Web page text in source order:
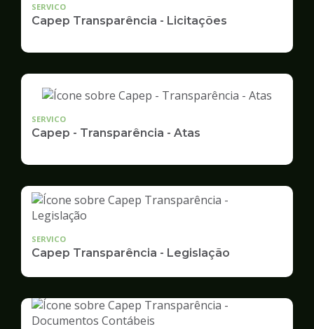
SERVICO
Capep Transparência - Licitações
SERVICO
Capep - Transparência - Atas
SERVICO
Capep Transparência - Legislação